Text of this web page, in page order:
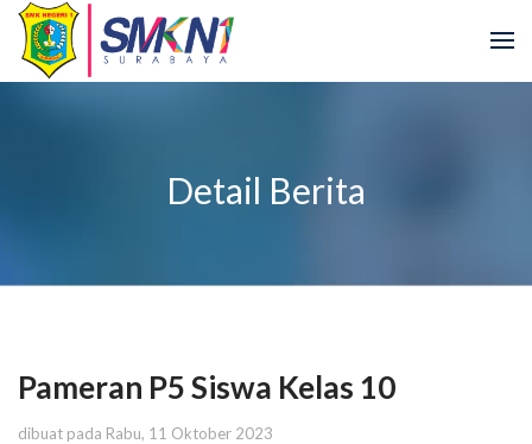
Detail Berita
Pameran P5 Siswa Kelas 10
dibuat pada Rabu, 11 Oktober 2023